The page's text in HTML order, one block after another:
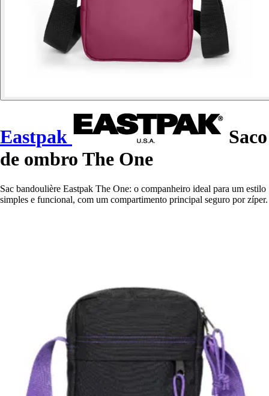
Eastpak
Saco
de ombro The One
Sac bandoulière Eastpak The One: o companheiro ideal para um estilo
simples e funcional, com um compartimento principal seguro por zíper.